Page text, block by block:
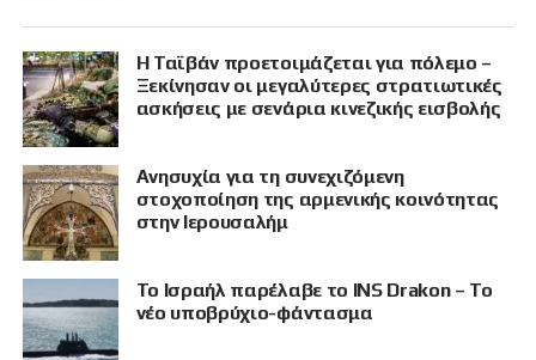
Η Ταϊβάν προετοιμάζεται για πόλεμο –
Ξεκίνησαν οι μεγαλύτερες στρατιωτικές
ασκήσεις με σενάρια κινεζικής εισβολής
Ανησυχία για τη συνεχιζόμενη
στοχοποίηση της αρμενικής κοινότητας
στην Ιερουσαλήμ
Το Ισραήλ παρέλαβε το INS Drakon – Το
νέο υποβρύχιο-φάντασμα